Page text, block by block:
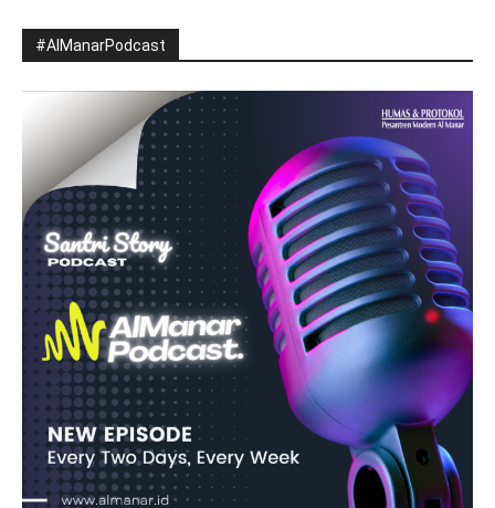
#AlManarPodcast